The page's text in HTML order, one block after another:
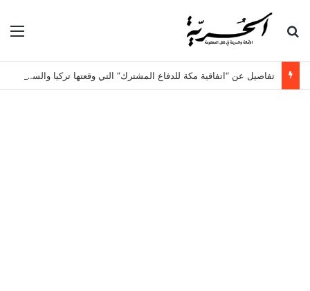
بحث عن
تفاصيل عن “اتفاقية مكة للدفاع المشترك” التي وقعتها تركيا والسعودية وباكستان